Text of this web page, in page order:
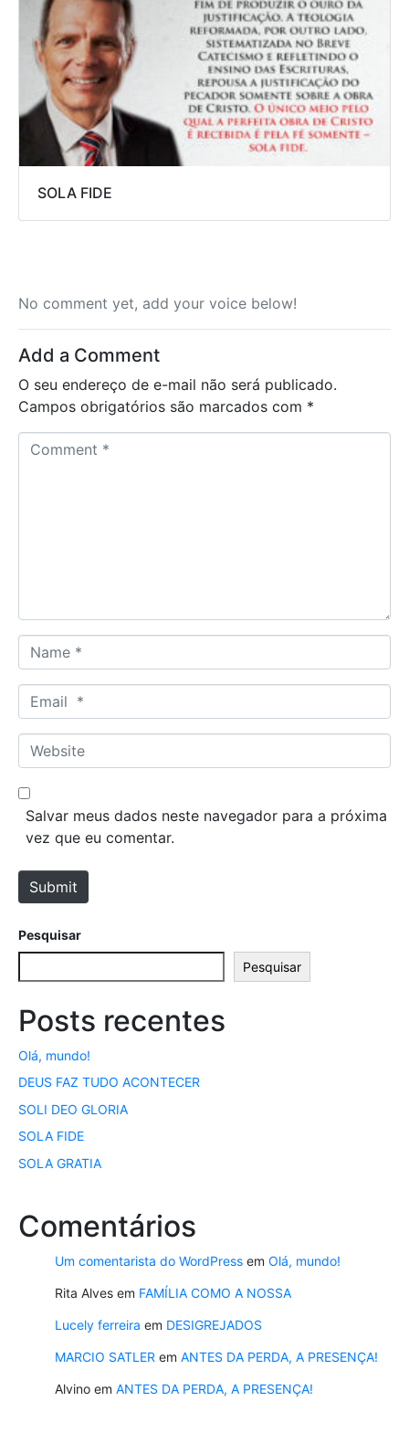
SOLA FIDE
No comment yet, add your voice below!
Add a Comment
O seu endereço de e-mail não será publicado.
Campos obrigatórios são marcados com *
a
m
*
m
a
*
W
e
b
e
Salvar meus dados neste navegador para a próxima
vez que eu comentar.
Submit
Pesquisar
Pesquisar
Posts recentes
Olá, mundo!
DEUS FAZ TUDO ACONTECER
SOLI DEO GLORIA
SOLA FIDE
SOLA GRATIA
Comentários
Um comentarista do WordPress em Olá, mundo!
Rita Alves em FAMÍLIA COMO A NOSSA
Lucely ferreira em DESIGREJADOS
MARCIO SATLER em ANTES DA PERDA, A PRESENÇA!
Alvino em ANTES DA PERDA, A PRESENÇA!